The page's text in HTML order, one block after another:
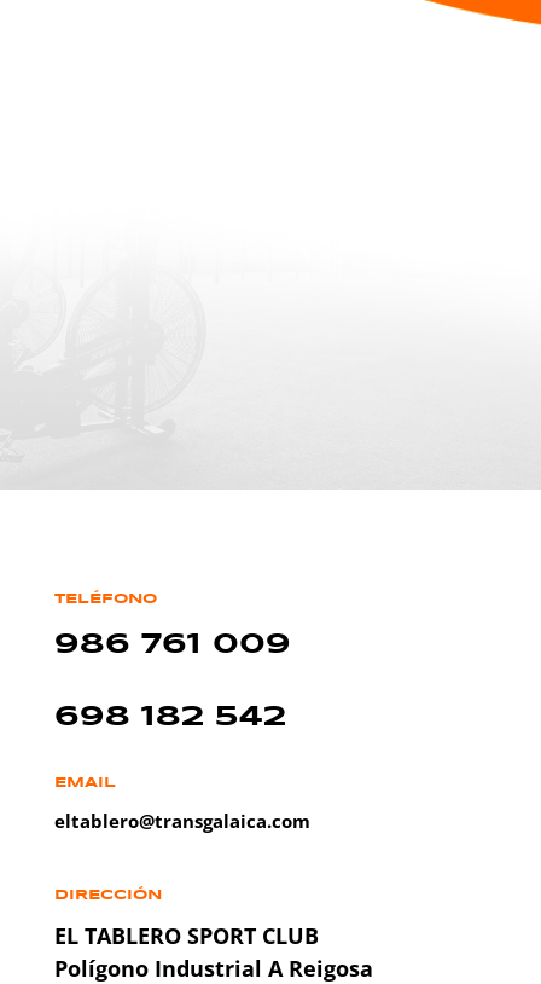
TELÉFONO
986 761 009
698 182 542
EMAIL
eltablero@transgalaica.com
DIRECCIÓN
EL TABLERO SPORT CLUB
Polígono Industrial A Reigosa